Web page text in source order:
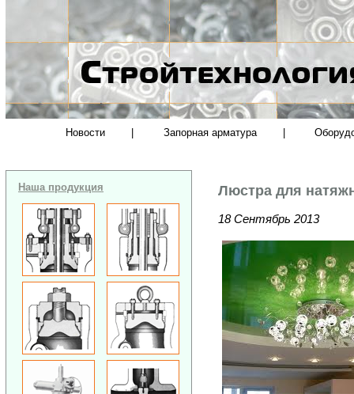
Новости Запорная арматура
Наша продукция Люстра для
18 Сентябрь 2013